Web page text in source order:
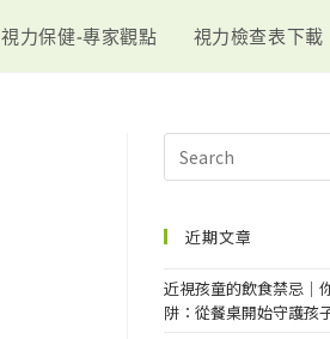
視力保健-專家觀點 視力檢查表下載
近期文章
近視孩童的飲食禁忌｜
阱：從餐桌開始守護孩